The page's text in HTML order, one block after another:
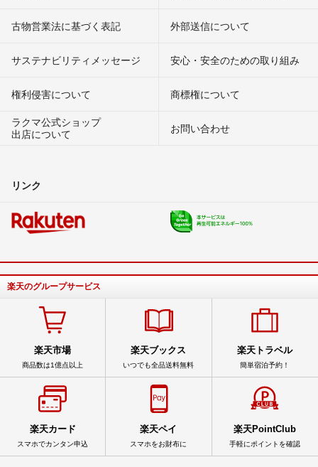
古物営業法に基づく表記 外部送信について
サステナビリティメッセージ 安心・安全のための取り組み
権利侵害について
商標権について
ラクマ公式ショップ
出店について
お問い合わせ
リンク
楽天のグループサービス
楽天市場
商品数は1億点以上
楽天ブックス
いつでも全品送料無料
楽天トラベル
簡単宿泊予約！
楽天カード
スマホでカンタン申込
楽天ペイ
スマホをお財布に
楽天PointClub
手軽にポイントを確認